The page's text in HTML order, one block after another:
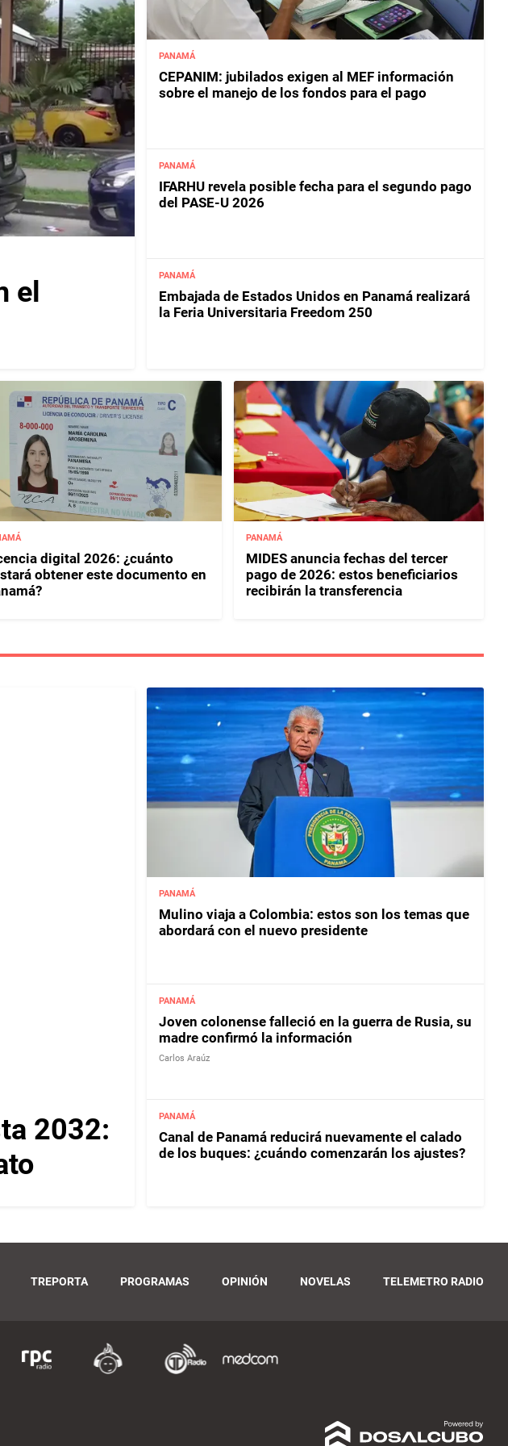
el
PANAMÁ
CEPANIM: jubilados exigen al MEF información
sobre el manejo de los fondos para el pago
PANAMÁ
IFARHU revela posible fecha para el segundo pago
del PASE-U 2026
PANAMÁ
Embajada de Estados Unidos en Panamá realizará
la Feria Universitaria Freedom 250
digital 2026: ¿cuánto
obtener este documento en
PANAMÁ
MIDES anuncia fechas del tercer
pago de 2026: estos beneficiarios
recibirán la transferencia
2032:
PANAMÁ
Mulino viaja a Colombia: estos son los temas que
abordará con el nuevo presidente
PANAMÁ
Joven colonense falleció en la guerra de Rusia, su
madre confirmó la información
Carlos Araúz
PANAMÁ
Canal de Panamá reducirá nuevamente el calado
de los buques: ¿cuándo comenzarán los ajustes?
TREPORTA PROGRAMAS OPINIÓN NOVELAS TELEMETRO RADIO